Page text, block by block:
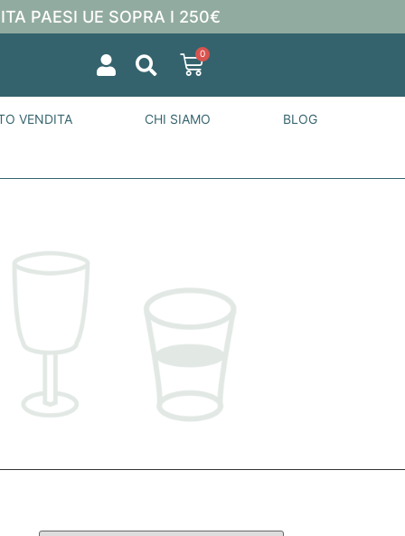
PAESI UE SOPRA I 250€
0
VENDITA CHI SIAMO BLOG